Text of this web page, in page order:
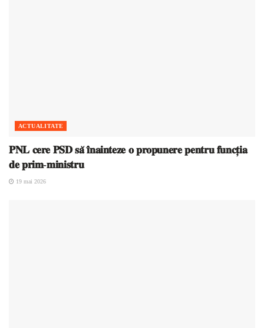
ACTUALITATE
𝐏𝐍𝐋 𝐜𝐞𝐫𝐞 𝐏𝐒𝐃 𝐬𝐚̆ 𝐢̂𝐧𝐚𝐢𝐧𝐭𝐞𝐳𝐞 𝐨 𝐩𝐫𝐨𝐩𝐮𝐧𝐞𝐫𝐞 𝐩𝐞𝐧𝐭𝐫𝐮 𝐟𝐮𝐧𝐜𝐭̦𝐢𝐚
𝐝𝐞 𝐩𝐫𝐢𝐦-𝐦𝐢𝐧𝐢𝐬𝐭𝐫𝐮
19 mai 2026